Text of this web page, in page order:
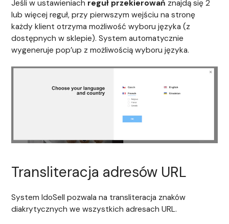
Jeśli w ustawieniach reguł przekierowań znajdą się 2
lub więcej reguł, przy pierwszym wejściu na stronę
każdy klient otrzyma możliwość wyboru języka (z
dostępnych w sklepie). System automatycznie
wygeneruje pop’up z możliwością wyboru języka.
Transliteracja adresów URL
System IdoSell pozwala na transliteracja znaków
diakrytycznych we wszystkich adresach URL.